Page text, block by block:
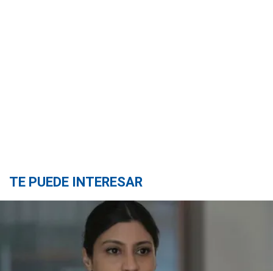
TE PUEDE INTERESAR